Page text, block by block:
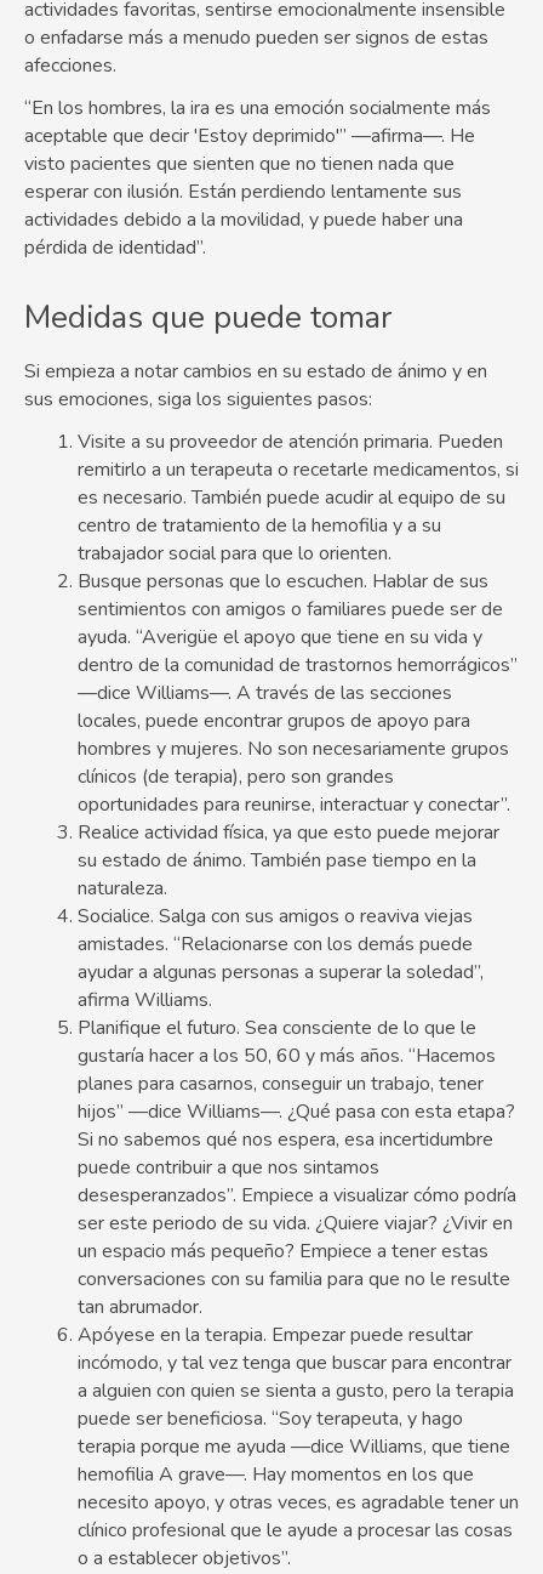
actividades favoritas, sentirse emocionalmente insensible
o enfadarse más a menudo pueden ser signos de estas
afecciones.
“En los hombres, la ira es una emoción socialmente más
aceptable que decir 'Estoy deprimido'” —afirma—. He
visto pacientes que sienten que no tienen nada que
esperar con ilusión. Están perdiendo lentamente sus
actividades debido a la movilidad, y puede haber una
pérdida de identidad”.
Medidas que puede tomar
Si empieza a notar cambios en su estado de ánimo y en
sus emociones, siga los siguientes pasos:
Visite a su proveedor de atención primaria. Pueden
remitirlo a un terapeuta o recetarle medicamentos, si
es necesario. También puede acudir al equipo de su
centro de tratamiento de la hemofilia y a su
trabajador social para que lo orienten.
Busque personas que lo escuchen. Hablar de sus
sentimientos con amigos o familiares puede ser de
ayuda. “Averigüe el apoyo que tiene en su vida y
dentro de la comunidad de trastornos hemorrágicos”
—dice Williams—. A través de las secciones
locales, puede encontrar grupos de apoyo para
hombres y mujeres. No son necesariamente grupos
clínicos (de terapia), pero son grandes
oportunidades para reunirse, interactuar y conectar”.
Realice actividad física, ya que esto puede mejorar
su estado de ánimo. También pase tiempo en la
naturaleza.
Socialice. Salga con sus amigos o reaviva viejas
amistades. “Relacionarse con los demás puede
ayudar a algunas personas a superar la soledad”,
afirma Williams.
Planifique el futuro. Sea consciente de lo que le
gustaría hacer a los 50, 60 y más años. “Hacemos
planes para casarnos, conseguir un trabajo, tener
hijos” —dice Williams—. ¿Qué pasa con esta etapa?
Si no sabemos qué nos espera, esa incertidumbre
puede contribuir a que nos sintamos
desesperanzados”. Empiece a visualizar cómo podría
ser este periodo de su vida. ¿Quiere viajar? ¿Vivir en
un espacio más pequeño? Empiece a tener estas
conversaciones con su familia para que no le resulte
tan abrumador.
Apóyese en la terapia. Empezar puede resultar
incómodo, y tal vez tenga que buscar para encontrar
a alguien con quien se sienta a gusto, pero la terapia
puede ser beneficiosa. “Soy terapeuta, y hago
terapia porque me ayuda —dice Williams, que tiene
hemofilia A grave—. Hay momentos en los que
necesito apoyo, y otras veces, es agradable tener un
clínico profesional que le ayude a procesar las cosas
o a establecer objetivos”.